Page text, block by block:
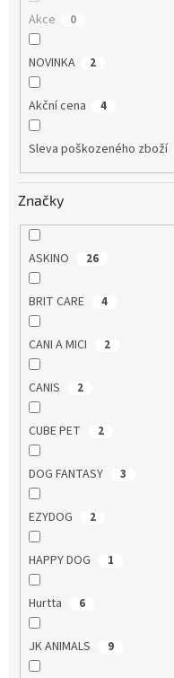
Akce 0
NOVINKA 2
Akční cena 4
Sleva poškozeného zboží
Značky
ASKINO 26
BRIT CARE 4
CANI A MICI 2
CANIS 2
CUBE PET 2
DOG FANTASY 3
EZYDOG 2
HAPPY DOG 1
Hurtta 6
JK ANIMALS 9